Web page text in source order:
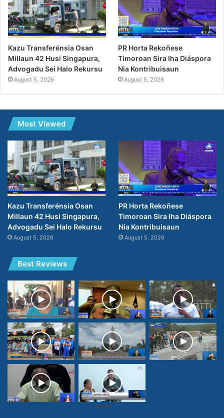
Kazu Transferénsia Osan
Millaun 42 Husi Singapura,
Advogadu Sei Halo Rekursu
August 5, 2026
PR Horta Rekoñese
Timoroan Sira Iha Diáspora
Nia Kontribuisaun
August 5, 2026
Most Viewed
Kazu Transferénsia Osan
Millaun 42 Husi Singapura,
Advogadu Sei Halo Rekursu
August 5, 2026
PR Horta Rekoñese
Timoroan Sira Iha Diáspora
Nia Kontribuisaun
August 5, 2026
Best Reviews